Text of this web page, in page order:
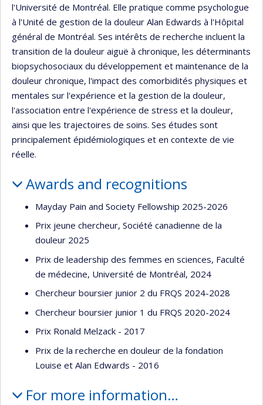
l'Université de Montréal. Elle pratique comme psychologue
à l'Unité de gestion de la douleur Alan Edwards à l'Hôpital
général de Montréal. Ses intérêts de recherche incluent la
transition de la douleur aiguë à chronique, les déterminants
biopsychosociaux du développement et maintenance de la
douleur chronique, l'impact des comorbidités physiques et
mentales sur l'expérience et la gestion de la douleur,
l'association entre l'expérience de stress et la douleur,
ainsi que les trajectoires de soins. Ses études sont
principalement épidémiologiques et en contexte de vie
réelle.
Awards and recognitions
Mayday Pain and Society Fellowship 2025-2026
Prix jeune chercheur, Société canadienne de la
douleur 2025
Prix de leadership des femmes en sciences, Faculté
de médecine, Université de Montréal, 2024
Chercheur boursier junior 2 du FRQS 2024-2028
Chercheur boursier junior 1 du FRQS 2020-2024
Prix Ronald Melzack - 2017
Prix de la recherche en douleur de la fondation
Louise et Alan Edwards - 2016
For more information…